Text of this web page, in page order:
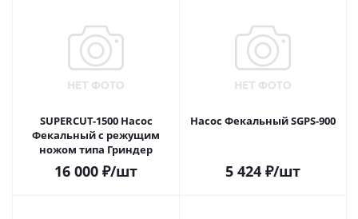
SUPERCUT-1500 Насос
Фекальный с режущим
ножом типа Гриндер
16 000 ₽/шт
Насос Фекальный SGPS-900
5 424 ₽/шт